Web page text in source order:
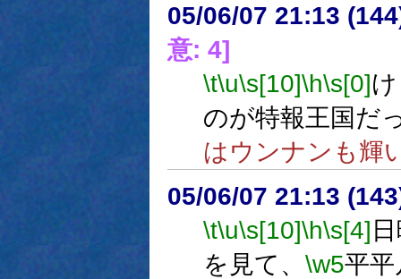
05/06/07 21:13
意: 4]
\t\u\s[10]\h\s[0]
のが特報王国だ
はウンナンも輝
05/06/07 21:13
\t\u\s[10]\h\s[4]
を見て、 \w5平